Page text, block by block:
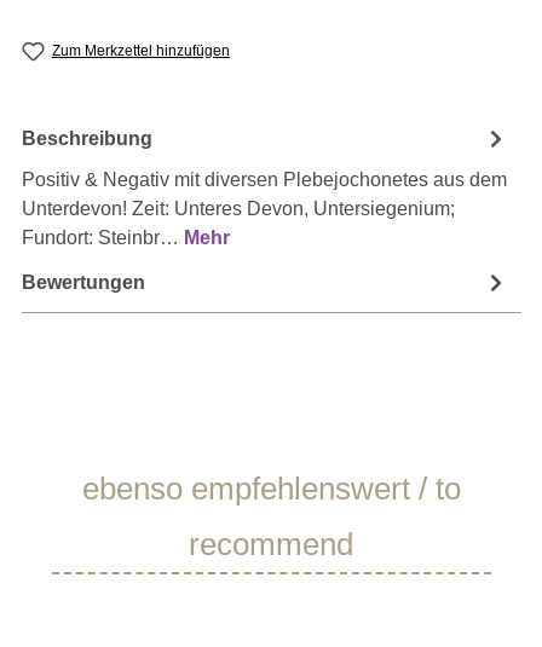
Zum Merkzettel hinzufügen
Beschreibung
Positiv & Negativ mit diversen Plebejochonetes aus dem
Unterdevon! Zeit: Unteres Devon, Untersiegenium;
Fundort: Steinbr… Mehr
Bewertungen
Produktgalerie überspringen
ebenso empfehlenswert / to
recommend